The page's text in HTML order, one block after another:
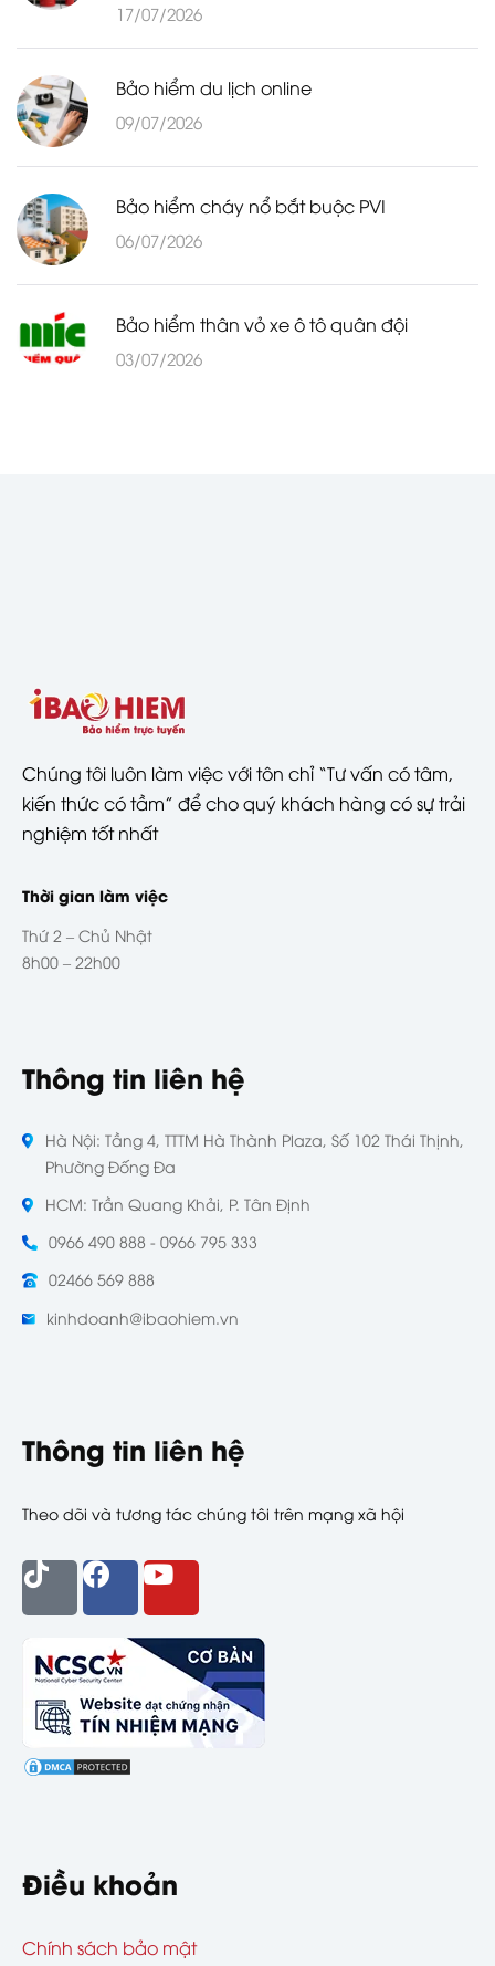
17/07/2026
Bảo hiểm du lịch online
09/07/2026
Bảo hiểm cháy nổ bắt buộc PVI
06/07/2026
Bảo hiểm thân vỏ xe ô tô quân đội
03/07/2026
Chúng tôi luôn làm việc với tôn chỉ “Tư vấn có tâm,
kiến thức có tầm” để cho quý khách hàng có sự trải
nghiệm tốt nhất
Thời gian làm việc
Thứ 2 – Chủ Nhật
8h00 – 22h00
Thông tin liên hệ
Hà Nội: Tầng 4, TTTM Hà Thành Plaza, Số 102 Thái Thịnh,
Phường Đống Đa
HCM: Trần Quang Khải, P. Tân Định
0966 490 888 - 0966 795 333
02466 569 888
kinhdoanh@ibaohiem.vn
Thông tin liên hệ
Theo dõi và tương tác chúng tôi trên mạng xã hội
Điều khoản
Chính sách bảo mật